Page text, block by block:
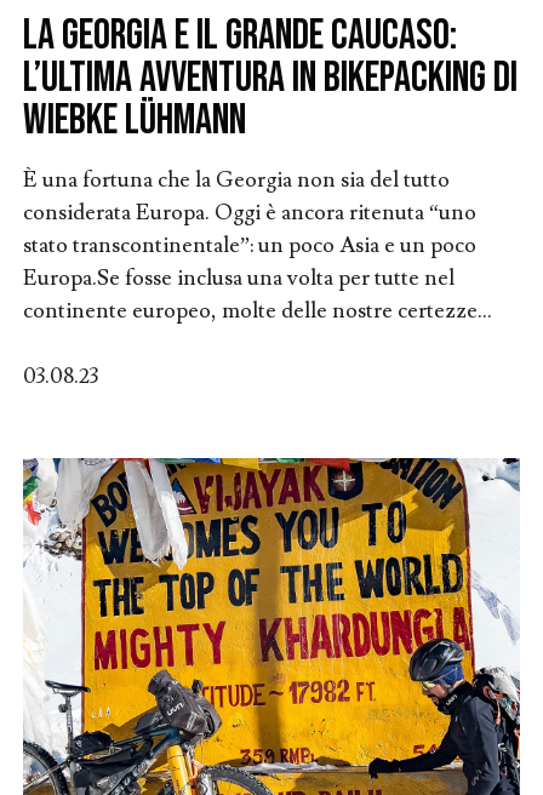
La Georgia e il Grande Caucaso:
l’ultima avventura in bikepacking di
Wiebke Lühmann
È una fortuna che la Georgia non sia del tutto
considerata Europa. Oggi è ancora ritenuta “uno
stato transcontinentale”: un poco Asia e un poco
Europa.Se fosse inclusa una volta per tutte nel
continente europeo, molte delle nostre certezze...
03.08.23